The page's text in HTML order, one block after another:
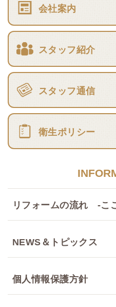
会社案内
スタッフ紹介
スタッフ通信
衛生ポリシー
リフォームの流れ -こ
NEWS＆トピックス
個人情報保護方針